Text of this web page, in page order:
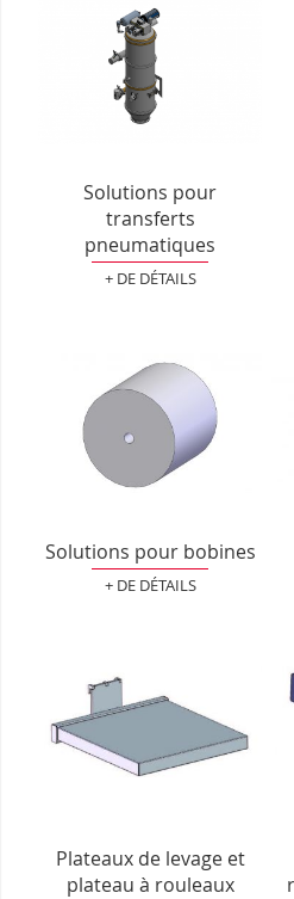
Solutions pour
transferts
pneumatiques
+ DE DÉTAILS
Solutions pour bobines
+ DE DÉTAILS
Plateaux de levage et
plateau à rouleaux